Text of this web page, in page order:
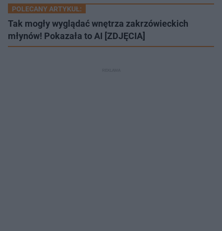
POLECANY ARTYKUŁ:
Tak mogły wyglądać wnętrza zakrzówieckich
młynów! Pokazała to AI [ZDJĘCIA]